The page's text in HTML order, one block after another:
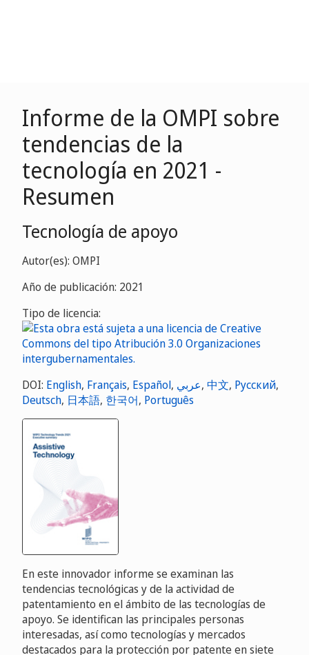
Informe de la OMPI sobre
tendencias de la
tecnología en 2021 -
Resumen
Tecnología de apoyo
Autor(es): OMPI
Año de publicación: 2021
Tipo de licencia:
DOI: English, Français, Español, عربي, 中文, Русский,
Deutsch, 日本語, 한국어, Português
En este innovador informe se examinan las
tendencias tecnológicas y de la actividad de
patentamiento en el ámbito de las tecnologías de
apoyo. Se identifican las principales personas
interesadas, así como tecnologías y mercados
destacados para la protección por patente en siete